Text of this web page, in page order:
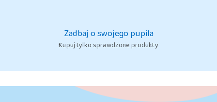
Zadbaj o swojego pupila
Kupuj tylko sprawdzone produkty